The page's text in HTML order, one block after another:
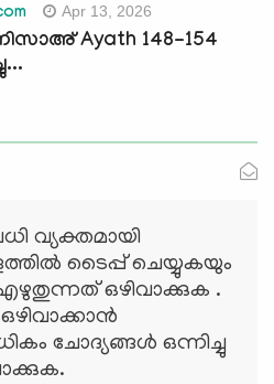
Apr 13, 2026
Ayath 148-154
വ്യക്തമായി
ടൈപ്പ് ചെയ്യുകയും
എഴുതുന്നത് ഒഴിവാക്കുക .
ചോദ്യങ്ങള്‍ ഒന്നിച്ചു